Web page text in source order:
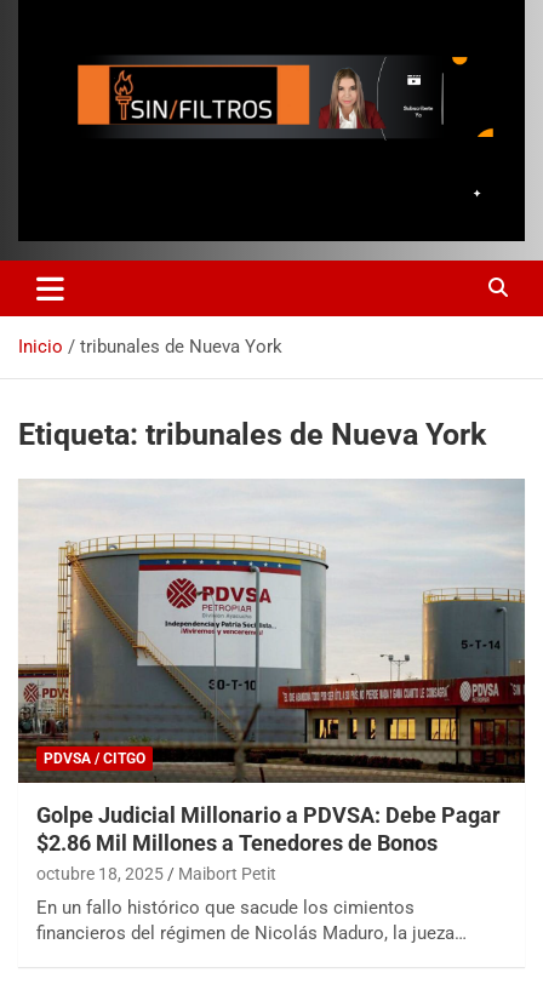
Inicio tribunales de Nueva York
Etiqueta: tribunales de Nueva York
PDVSA / CITGO
Golpe Judicial Millonario a PDVSA: Debe Pagar
$2.86 Mil Millones a Tenedores de Bonos
octubre 18, 2025 Maibort Petit
En un fallo histórico que sacude los cimientos
financieros del régimen de Nicolás Maduro, la jueza…